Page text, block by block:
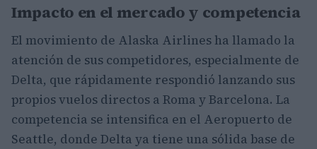
Impacto en el mercado y competencia
El movimiento de Alaska Airlines ha llamado la
atención de sus competidores, especialmente de
Delta, que rápidamente respondió lanzando sus
propios vuelos directos a Roma y Barcelona. La
competencia se intensifica en el Aeropuerto de
Seattle, donde Delta ya tiene una sólida base de